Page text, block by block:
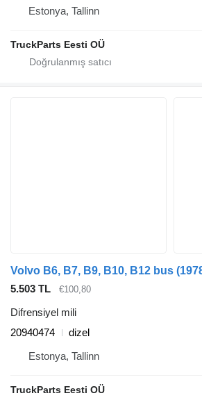
Estonya, Tallinn
TruckParts Eesti OÜ
5.503 TL €100,80
Difrensiyel mili
20940474
dizel
Estonya, Tallinn
TruckParts Eesti OÜ